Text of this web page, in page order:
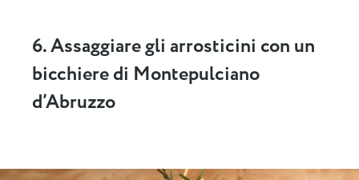
6. Assaggiare gli arrosticini con un
bicchiere di Montepulciano
d’Abruzzo